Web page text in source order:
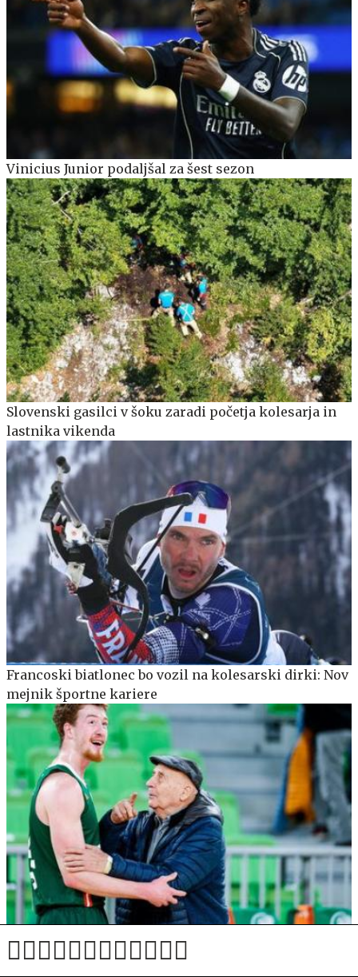
Vinicius Junior podaljšal za šest sezon
Slovenski gasilci v šoku zaradi početja kolesarja in
lastnika vikenda
Francoski biatlonec bo vozil na kolesarski dirki: Nov
mejnik športne kariere
Žiga Daneu zapušča Cedevito Olimpijo in odhaja v
ZDA